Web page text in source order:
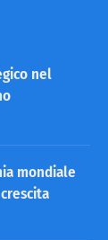
nel
mondiale